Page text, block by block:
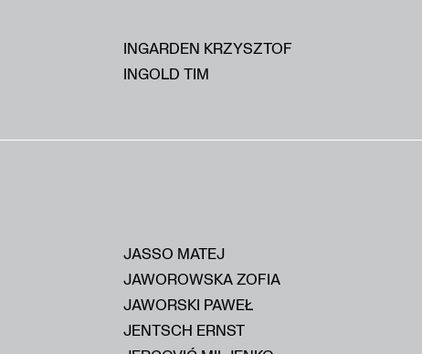
INGARDEN KRZYSZTOF
INGOLD TIM
JASSO MATEJ
JAWOROWSKA ZOFIA
JAWORSKI PAWEŁ
JENTSCH ERNST